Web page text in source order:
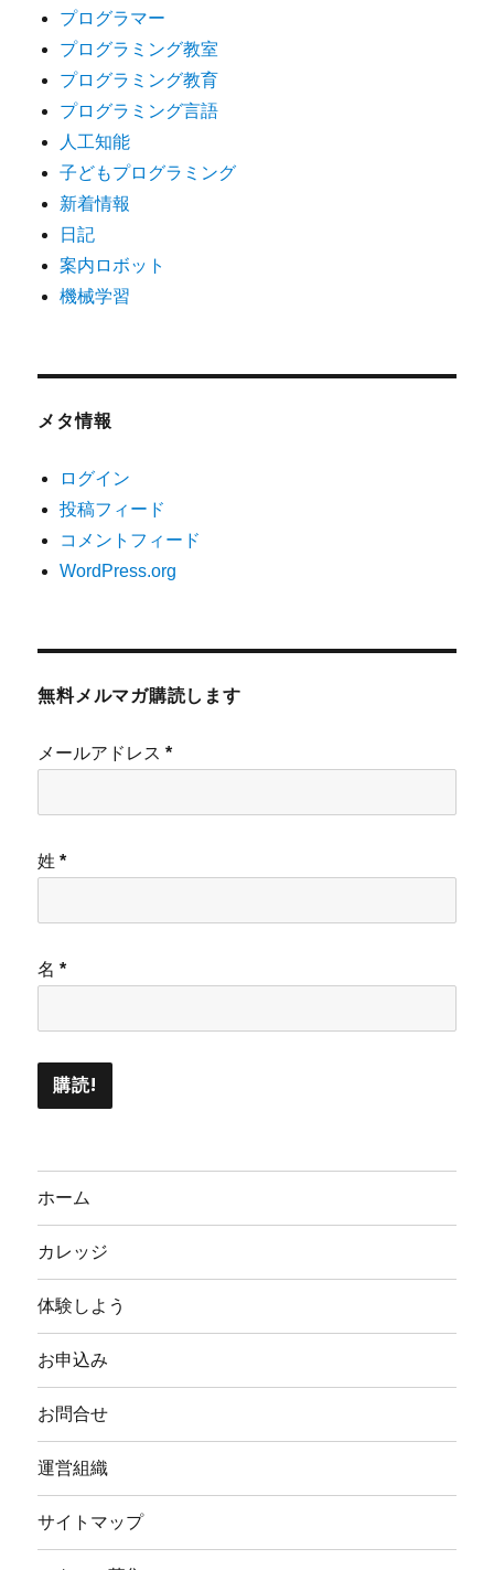
プログラマー
プログラミング教室
プログラミング教育
プログラミング言語
人工知能
子どもプログラミング
新着情報
日記
案内ロボット
機械学習
メタ情報
ログイン
投稿フィード
コメントフィード
WordPress.org
無料メルマガ購読します
メールアドレス*
姓*
名*
ホーム
カレッジ
体験しよう
お申込み
お問合せ
運営組織
サイトマップ